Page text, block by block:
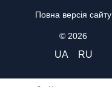
Повна версія сайту
© 2026
UA RU